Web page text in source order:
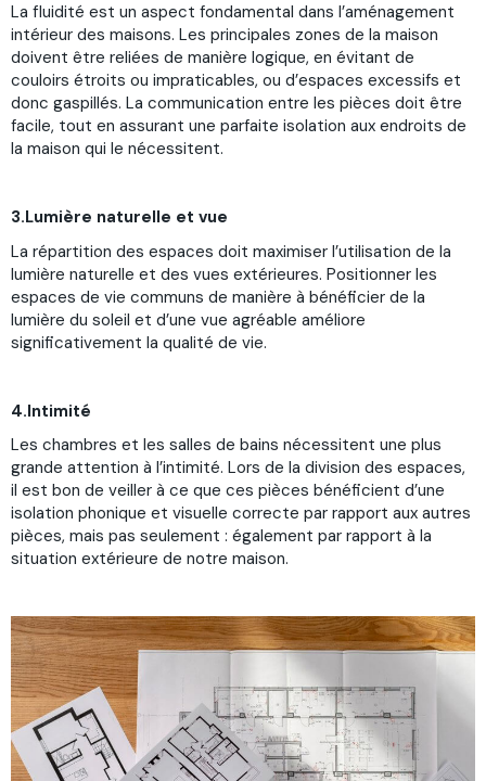
La fluidité est un aspect fondamental dans l’aménagement
intérieur des maisons. Les principales zones de la maison
doivent être reliées de manière logique, en évitant de
couloirs étroits ou impraticables, ou d’espaces excessifs et
donc gaspillés. La communication entre les pièces doit être
facile, tout en assurant une parfaite isolation aux endroits de
la maison qui le nécessitent.
3.Lumière naturelle et vue
La répartition des espaces doit maximiser l’utilisation de la
lumière naturelle et des vues extérieures. Positionner les
espaces de vie communs de manière à bénéficier de la
lumière du soleil et d’une vue agréable améliore
significativement la qualité de vie.
4.Intimité
Les chambres et les salles de bains nécessitent une plus
grande attention à l’intimité. Lors de la division des espaces,
il est bon de veiller à ce que ces pièces bénéficient d’une
isolation phonique et visuelle correcte par rapport aux autres
pièces, mais pas seulement : également par rapport à la
situation extérieure de notre maison.